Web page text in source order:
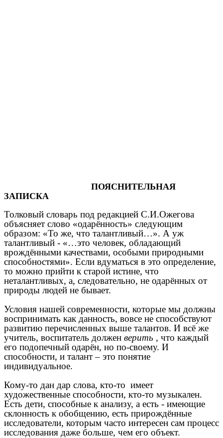
ПОЯСНИТЕЛЬНАЯ
ЗАПИСКА
Толковый словарь под редакцией С.И.Ожегова
объясняет слово «одарённость» следующим
образом: «То же, что талантливый…». А уж
талантливый - «…это человек, обладающий
врождёнными качествами, особыми природными
способностями». Если вдуматься в это определение,
то можно прийти к старой истине, что
неталантливых, а, следовательно, не одарённых от
природы людей не бывает.
Условия нашей современности, которые мы должны
воспринимать как данность, вовсе не способствуют
развитию перечисленных выше талантов. И всё же
учитель, воспитатель должен верить , что каждый
его подопечный одарён, но по-своему. И
способности, и талант – это понятие
индивидуальное.
Кому-то дан дар слова, кто-то имеет
художественные способности, кто-то музыкален.
Есть дети, способные к анализу, а есть - имеющие
склонность к обобщению, есть прирождённые
исследователи, которым часто интересен сам процесс
исследования даже больше, чем его объект.